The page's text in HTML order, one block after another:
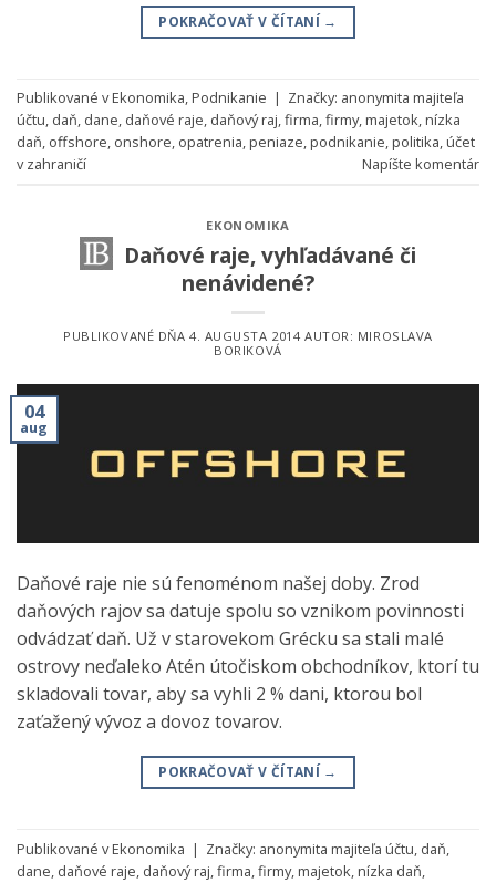
POKRAČOVAŤ V ČÍTANÍ →
Publikované vEkonomika,Podnikanie | Značky: anonymita majiteľa
účtu, daň, dane, daňové raje, daňový raj,firma,firmy,majetok,nízka
daň, offshore, onshore, opatrenia,peniaze,podnikanie,politika,účet
v zahraničí
Napíšte komentár
EKONOMIKA
Daňové raje, vyhľadávané či
nenávidené?
PUBLIKOVANÉ DŇA4. AUGUSTA 2014AUTOR: MIROSLAVA
BORIKOVÁ
04
aug
Daňové raje nie sú fenoménom našej doby. Zrod
daňových rajov sa datuje spolu so vznikom povinnosti
odvádzať daň. Už v starovekom Grécku sa stali malé
ostrovy neďaleko Atén útočiskom obchodníkov, ktorí tu
skladovali tovar, aby sa vyhli 2 % dani, ktorou bol
zaťažený vývoz a dovoz tovarov.
POKRAČOVAŤ V ČÍTANÍ →
Publikované vEkonomika | Značky: anonymita majiteľa účtu daň
dane daňové raje daňový raj firma firmy, majetok nízka daň